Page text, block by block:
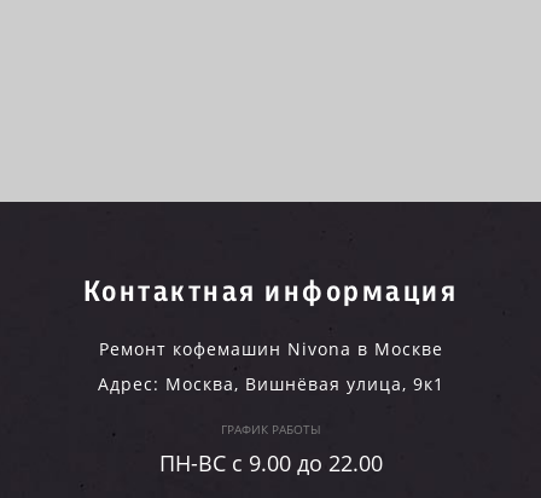
Контактная информация
Ремонт кофемашин Nivona в Москве
Адрес: Москва, Вишнёвая улица, 9к1
ГРАФИК РАБОТЫ
ПН-ВC c 9.00 до 22.00